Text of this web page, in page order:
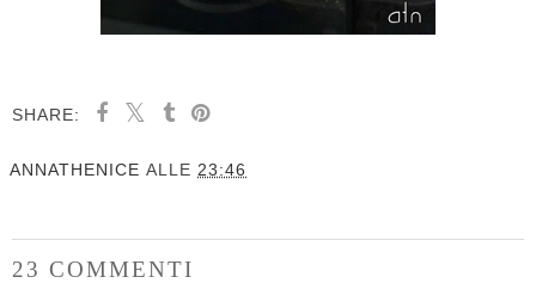
SHARE:
ANNATHENICE ALLE 23:46
23 COMMENTI